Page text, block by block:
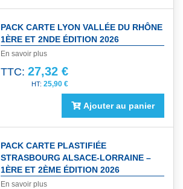
PACK CARTE LYON VALLÉE DU RHÔNE
1ÈRE ET 2NDE ÉDITION 2026
En savoir plus
TTC: 27,32 €
25,90 €
Ajouter au panier
PACK CARTE PLASTIFIÉE
STRASBOURG ALSACE-LORRAINE –
1ÈRE ET 2ÈME ÉDITION 2026
En savoir plus